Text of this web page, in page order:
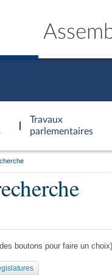
Travaux
parlementaires
boutons pour faire un choix)